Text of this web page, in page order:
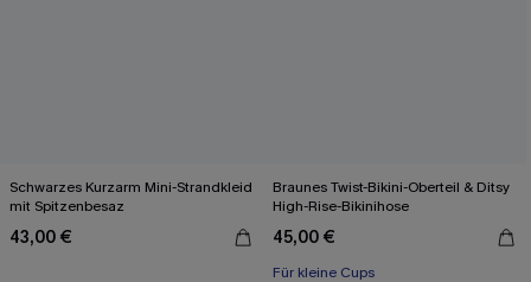
Schwarzes Kurzarm Mini-Strandkleid
mit Spitzenbesaz
43,00 €
Braunes Twist-Bikini-Oberteil & Ditsy
High-Rise-Bikinihose
45,00 €
Für kleine Cups